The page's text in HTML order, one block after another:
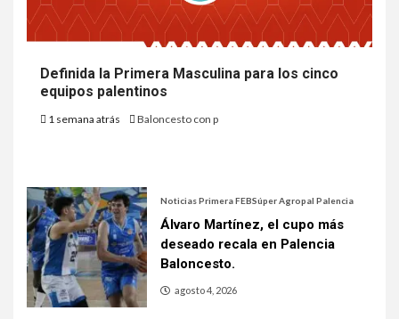
Definida la Primera Masculina para los cinco
equipos palentinos
1 semana atrás Baloncesto con p
Noticias Primera FEBSúper Agropal Palencia
Álvaro Martínez, el cupo más
deseado recala en Palencia
Baloncesto.
agosto 4, 2026